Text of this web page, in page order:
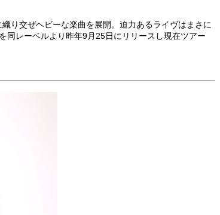
り交ぜヘビーな楽曲を展開。迫力あるライヴはまさに
同レーベルより昨年9月25日にリリースし現在ツアー